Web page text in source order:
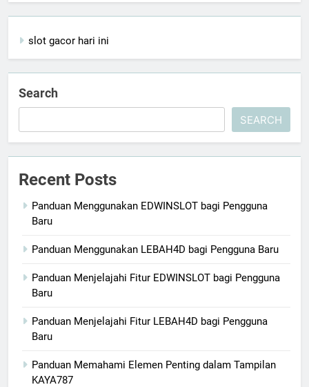
slot gacor hari ini
Search
SEARCH
Recent Posts
Panduan Menggunakan EDWINSLOT bagi Pengguna
Baru
Panduan Menggunakan LEBAH4D bagi Pengguna Baru
Panduan Menjelajahi Fitur EDWINSLOT bagi Pengguna
Baru
Panduan Menjelajahi Fitur LEBAH4D bagi Pengguna
Baru
Panduan Memahami Elemen Penting dalam Tampilan
KAYA787